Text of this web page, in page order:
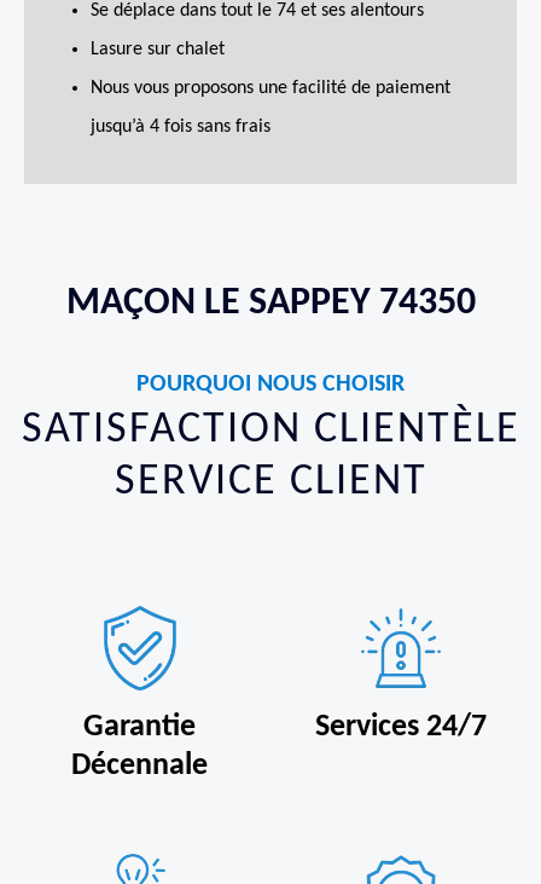
Se déplace dans tout le 74 et ses alentours
Lasure sur chalet
Nous vous proposons une facilité de paiement
jusqu’à 4 fois sans frais
MAÇON LE SAPPEY 74350
POURQUOI NOUS CHOISIR
SATISFACTION CLIENTÈLE
SERVICE CLIENT
Garantie
Décennale
Services 24/7